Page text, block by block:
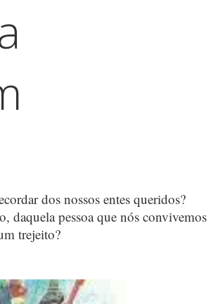
dos nossos entes queridos?
daquela pessoa que nós convivemos
trejeito?